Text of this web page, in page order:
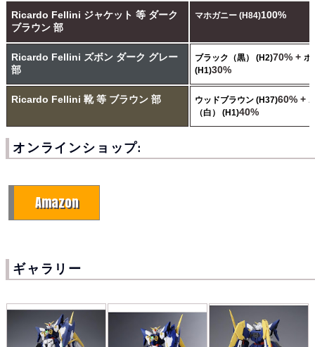
Ricardo Fellini ジャケット 等 ダーク
ブラウン 部
マホガニー (H84)100%
Ricardo Fellini ズボン ダーク グレー
部
ブラック（黒） (H2)70% + ホ
(H1)30%
Ricardo Fellini 靴 等 ブラウン 部 ウッドブラウン (H37)60% +
（白） (H1)40%
オンラインショップ:
Amazon
ギャラリー